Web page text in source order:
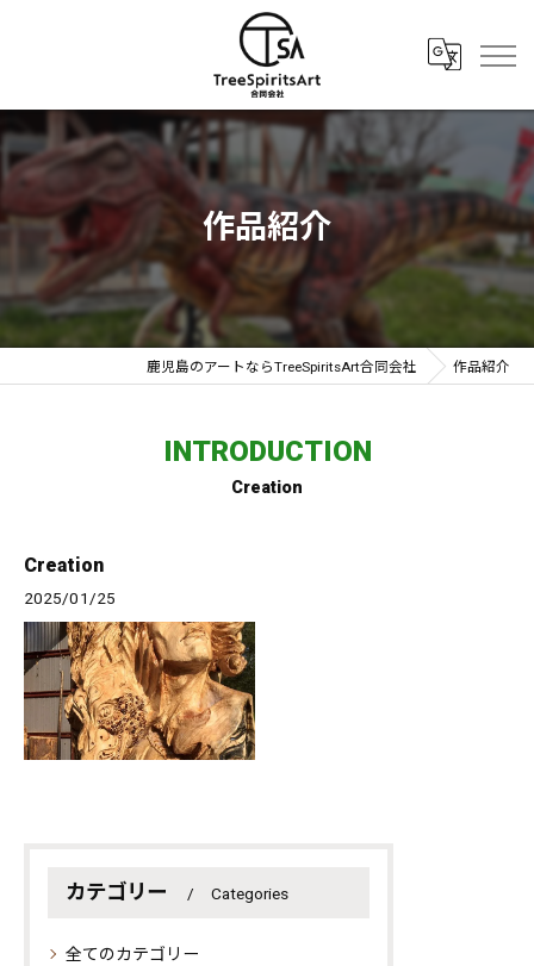
作品紹介
鹿児島のアートならTreeSpiritsArt合同会社 作品紹介
INTRODUCTION
Creation
Creation
2025/01/25
カテゴリー Categories
全てのカテゴリー